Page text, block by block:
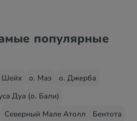
популярные
Шейх о. Маэ
о. Джерба
Дуа (о. Бали)
Северный Мале Атолл
Бентота